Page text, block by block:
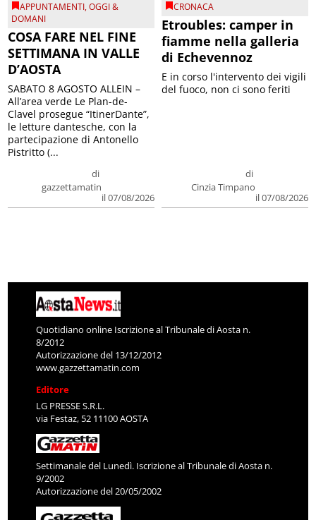
APPUNTAMENTI,OGGI &
DOMANI
COSA FARE NEL FINE
SETTIMANA IN VALLE
D’AOSTA
di
gazzettamatin
il 07/08/2026
SABATO 8 AGOSTO ALLEIN –
All’area verde Le Plan-de-
Clavel prosegue “ItinerDante”,
le letture dantesche, con la
partecipazione di Antonello
Pistritto (...
CRONACA
Etroubles: camper in
fiamme nella galleria
di Echevennoz
di
Cinzia Timpano
il 07/08/2026
E in corso l'intervento dei vigili
del fuoco, non ci sono feriti
Quotidiano online Iscrizione al Tribunale di Aosta n.
8/2012
Autorizzazione del 13/12/2012
www.gazzettamatin.com
Editore
LG PRESSE S.R.L.
via Festaz, 52 11100 AOSTA
Settimanale del Lunedì. Iscrizione al Tribunale di Aosta n.
9/2002
Autorizzazione del 20/05/2002